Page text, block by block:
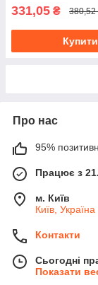
331,05 ₴ 380,52
Купити
Про нас
95%
Працює з
м. Київ
Київ, Україна
Контакти
Сьогодні
Показати